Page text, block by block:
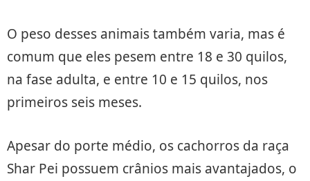
O peso desses animais também varia, mas é
comum que eles pesem entre 18 e 30 quilos,
na fase adulta, e entre 10 e 15 quilos, nos
primeiros seis meses.
Apesar do porte médio, os cachorros da raça
Shar Pei possuem crânios mais avantajados, o